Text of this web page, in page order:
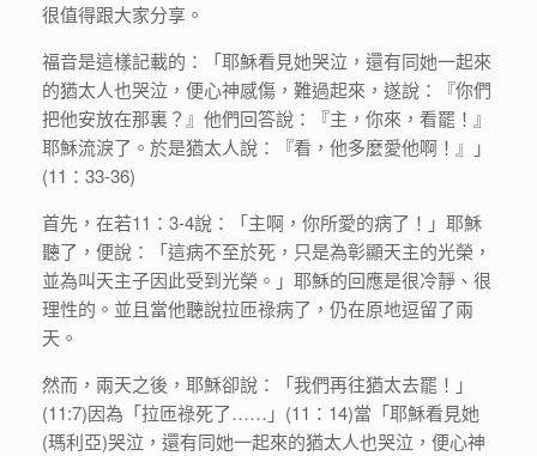
很值得跟大家分享。
福音是這樣記載的：「耶穌看見她哭泣，還有同她一起來
的猶太人也哭泣，便心神感傷，難過起來，遂說：『你們
把他安放在那裏？』他們回答說：『主，你來，看罷！』
耶穌流淚了。於是猶太人說：『看，他多麼愛他啊！』」
(11：33-36)
首先，在若11：3-4說：「主啊，你所愛的病了！」耶穌
聽了，便說：「這病不至於死，只是為彰顯天主的光榮，
並為叫天主子因此受到光榮。」耶穌的回應是很冷靜、很
理性的。並且當他聽說拉匝祿病了，仍在原地逗留了兩
天。
然而，兩天之後，耶穌卻說：「我們再往猶太去罷！」
(11:7)因為「拉匝祿死了……」(11：14)當「耶穌看見她
(瑪利亞)哭泣，還有同她一起來的猶太人也哭泣，便心神